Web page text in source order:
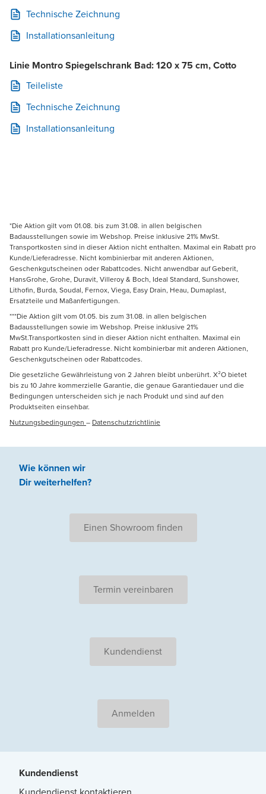
Technische Zeichnung
Installationsanleitung
Linie Montro Spiegelschrank Bad: 120 x 75 cm, Cotto
Teileliste
Technische Zeichnung
Installationsanleitung
*Die Aktion gilt vom 01.08. bis zum 31.08. in allen belgischen
Badausstellungen sowie im Webshop. Preise inklusive 21% MwSt.
Transportkosten sind in dieser Aktion nicht enthalten. Maximal ein Rabatt pro
Kunde/Lieferadresse. Nicht kombinierbar mit anderen Aktionen,
Geschenkgutscheinen oder Rabattcodes. Nicht anwendbar auf Geberit,
HansGrohe, Grohe, Duravit, Villeroy & Boch, Ideal Standard, Sunshower,
Lithofin, Burda, Soudal, Fernox, Viega, Easy Drain, Heau, Dumaplast,
Ersatzteile und Maßanfertigungen.
***Die Aktion gilt vom 01.05. bis zum 31.08. in allen belgischen
Badausstellungen sowie im Webshop. Preise inklusive 21%
MwSt.Transportkosten sind in dieser Aktion nicht enthalten. Maximal ein
Rabatt pro Kunde/Lieferadresse. Nicht kombinierbar mit anderen Aktionen,
Geschenkgutscheinen oder Rabattcodes.
Die gesetzliche Gewährleistung von 2 Jahren bleibt unberührt. X²O bietet
bis zu 10 Jahre kommerzielle Garantie, die genaue Garantiedauer und die
Bedingungen unterscheiden sich je nach Produkt und sind auf den
Produktseiten einsehbar.
Nutzungsbedingungen – Datenschutzrichtlinie
Wie können wir
Dir weiterhelfen?
Einen Showroom finden
Termin vereinbaren
Kundendienst
Anmelden
Kundendienst